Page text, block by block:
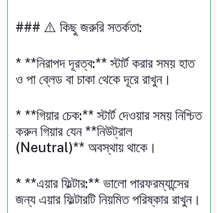
### ⚠️ কিছু জরুরি সতর্কতা:
* **নিরাপদ দূরত্ব:** স্টার্ট করার সময় হাত
ও পা ব্লেড বা চাকা থেকে দূরে রাখুন।
* **গিয়ার চেক:** স্টার্ট দেওয়ার সময় নিশ্চিত
করুন গিয়ার যেন **নিউট্রাল
(Neutral)** অবস্থায় থাকে।
* **এয়ার ফিল্টার:** ভালো পারফরম্যান্সের
জন্য এয়ার ফিল্টারটি নিয়মিত পরিষ্কার রাখুন।